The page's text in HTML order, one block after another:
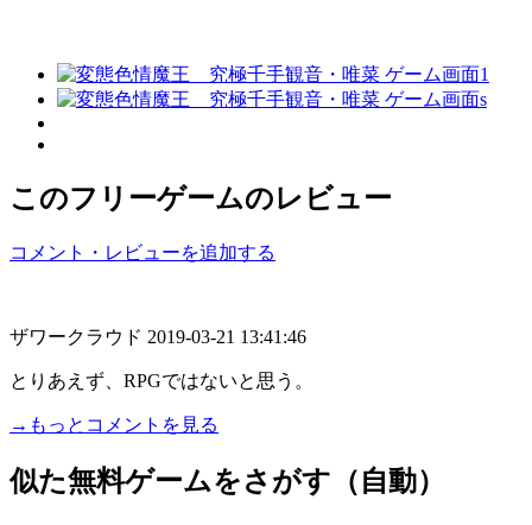
このフリーゲームのレビュー
コメント・レビューを追加する
ザワークラウド 2019-03-21 13:41:46
とりあえず、RPGではないと思う。
→もっとコメントを見る
似た無料ゲームをさがす（自動）